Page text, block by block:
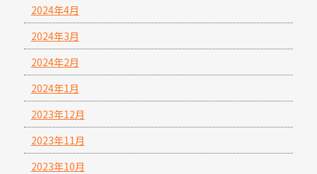
2024年4月
2024年3月
2024年2月
2024年1月
2023年12月
2023年11月
2023年10月